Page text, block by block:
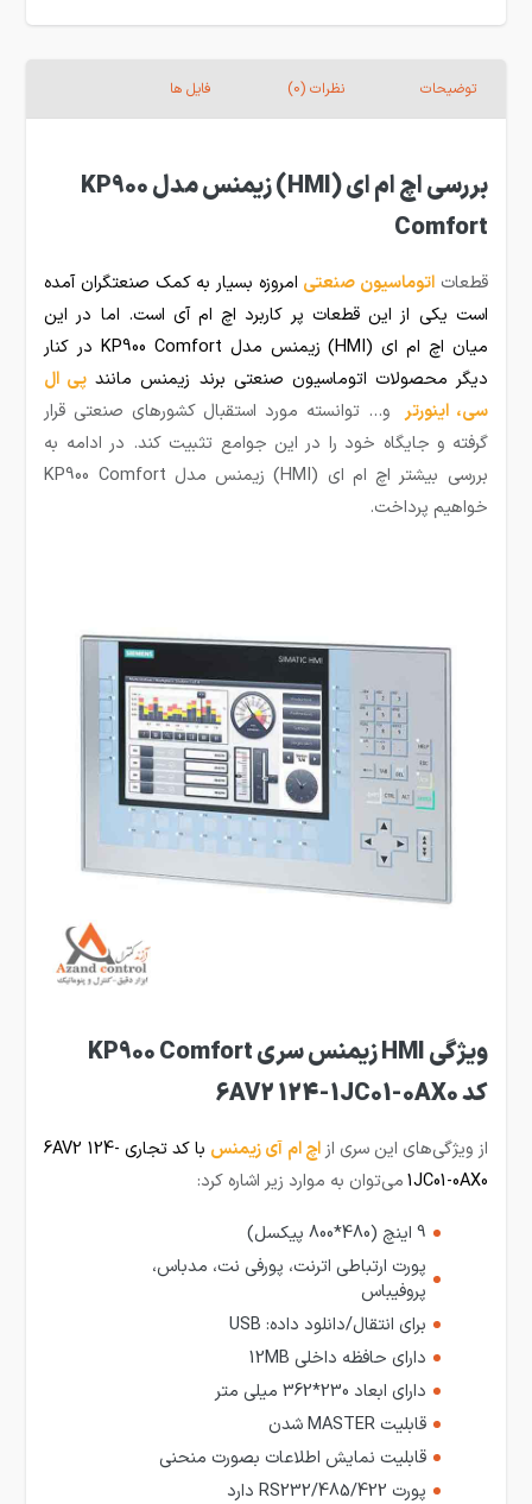
توضیحات نظرات (0) فایل ها
بررسی اچ ام ای (HMI) زیمنس مدل KP900
Comfort
قطعاتاتوماسیون صنعتی امروزه بسیار به کمک صنعتگران آمده
است یکی از این قطعات پر کاربرد اچ ام آی است. اما در این
میان اچ ام ای (HMI) زیمنس مدل KP900 Comfort
در کنار
دیگر محصولات اتوماسیون صنعتی برند زیمنس مانند پی ال
سی، اینورتر و… توانسته مورد استقبال کشورهای صنعتی قرار
گرفته و جایگاه خود را در این جوامع تثبیت کند. در ادامه به
بررسی بیشتر اچ ام ای (HMI) زیمنس مدل KP900 Comfort
خواهیم پرداخت.
ویژگی HMI زیمنس سری KP900 Comfort
کد 6AV2 124-1JC01-0AX0
از ویژگی‌های این سری ازاچ ام آی زیمنس
با کد تجاری 6AV2 124-
1JC01-0AX0می‌توان به موارد زیر اشاره کرد:
9 اینچ (480*800 پیکسل)
پورت ارتباطی اترنت، پورفی نت، مدباس،
پروفیباس
برای انتقال/دانلود داده: USB
دارای حافظه داخلی 12MB
دارای ابعاد 230*362 میلی متر
قابلیت MASTER شدن
قابلیت نمایش اطلاعات بصورت منحنی
پورت RS232/485/422 دارد